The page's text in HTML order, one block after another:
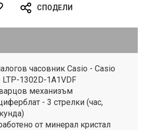
СПОДЕЛИ
часовник Casio - Casio
1302D-1A1VDF
механизъм
- 3 стрелки (час,
от минерал кристал